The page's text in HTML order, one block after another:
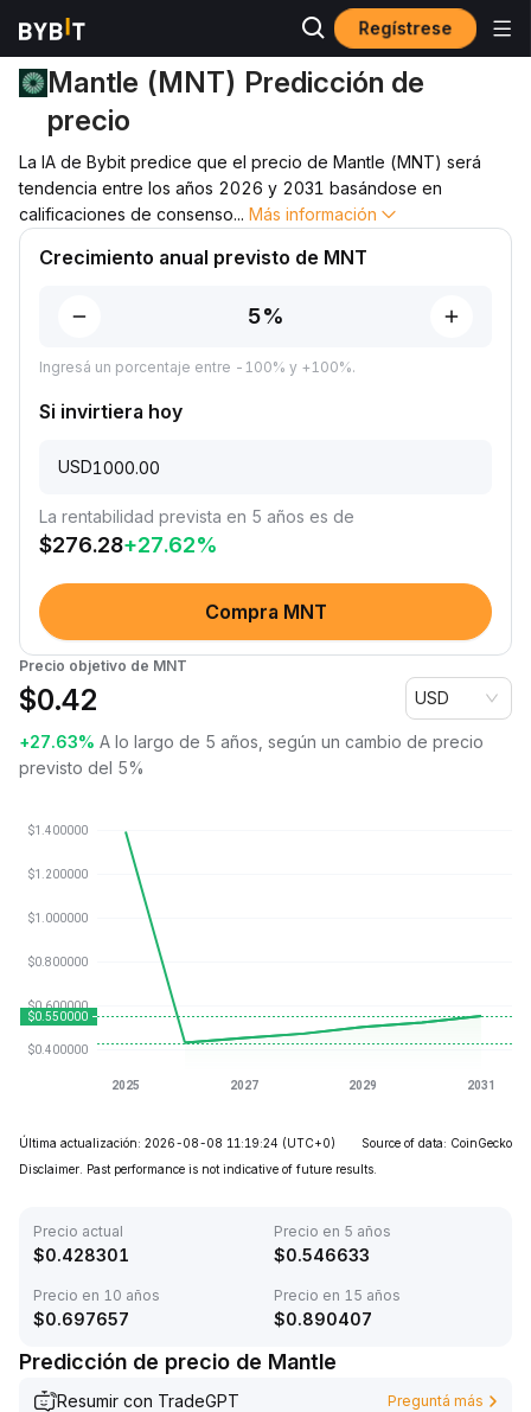
Regístrese
Predicción de precio Predicción de precio de MNT
Mantle (MNT) Predicción de
precio
La IA de Bybit predice que el precio de Mantle (MNT) será
tendencia entre los años 2026 y 2031 basándose en
calificaciones de consenso... Más información
Crecimiento anual previsto de MNT
Ingresá un porcentaje entre -100% y +100%.
Si invirtiera hoy
USD
La rentabilidad prevista en 5 años es de
$276.28+27.62%
Compra MNT
Precio objetivo de MNT
$0.42 USD
+27.63% A lo largo de 5 años, según un cambio de precio
previsto del 5%
Última actualización: 2026-08-08 11:19:24 (UTC+0)
Source of data: CoinGecko
Disclaimer. Past performance is not indicative of future results.
Precio actual
$0.428301
Precio en 5 años
$0.546633
Precio en 10 años
$0.697657
Precio en 15 años
$0.890407
Predicción de precio de Mantle
Resumir con TradeGPT Preguntá más